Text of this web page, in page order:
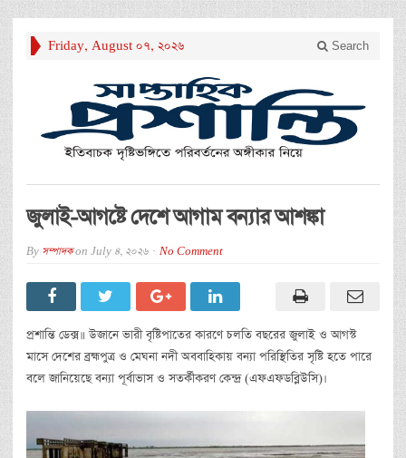
Friday, August 07, 2026 Search
জুলাই-আগষ্টে দেশে আগাম বন্যার আশঙ্কা
By সম্পাদকon July 4, 2026 No Comment
প্রশান্তি ডেক্স॥ উজানে ভারী বৃষ্টিপাতের কারণে চলতি বছরের জুলাই ও আগস্ট
মাসে দেশের ব্রহ্মপুত্র ও মেঘনা নদী অববাহিকায় বন্যা পরিস্থিতির সৃষ্টি হতে পারে
বলে জানিয়েছে বন্যা পূর্বাভাস ও সতর্কীকরণ কেন্দ্র (এফএফডব্লিউসি)।